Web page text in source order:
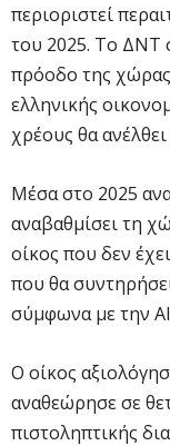
περιοριστεί
του 2025. Το ΔΝΤ
πρόοδο της
ελληνικής
χρέους θα
Μέσα στο 2025
αναβαθμίσει τη
οίκος που δεν
που θα
σύμφωνα με την
Ο οίκος
αναθεώρησε σε
πιστοληπτικής